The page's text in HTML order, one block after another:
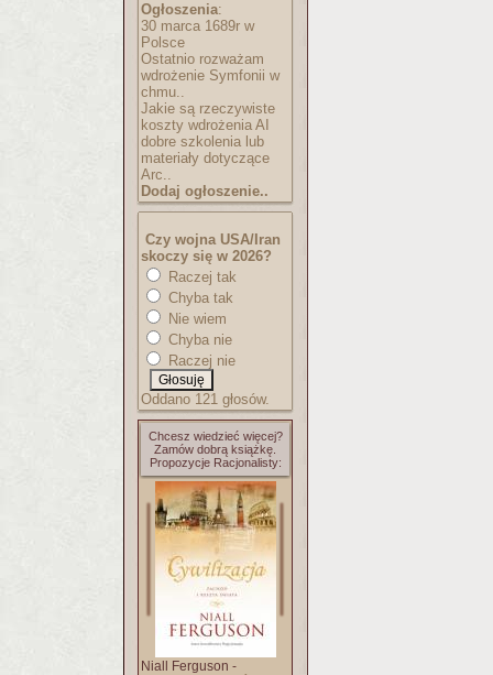
Ogłoszenia:
30 marca 1689r w
Polsce
Ostatnio rozważam
wdrożenie Symfonii w
chmu..
Jakie są rzeczywiste
koszty wdrożenia AI
dobre szkolenia lub
materiały dotyczące
Arc..
Dodaj ogłoszenie..
Czy wojna USA/Iran
skoczy się w 2026?
Raczej tak
Chyba tak
Nie wiem
Chyba nie
Raczej nie
Oddano 121 głosów.
Chcesz wiedzieć więcej?
Zamów dobrą książkę.
Propozycje Racjonalisty:
Niall Ferguson -